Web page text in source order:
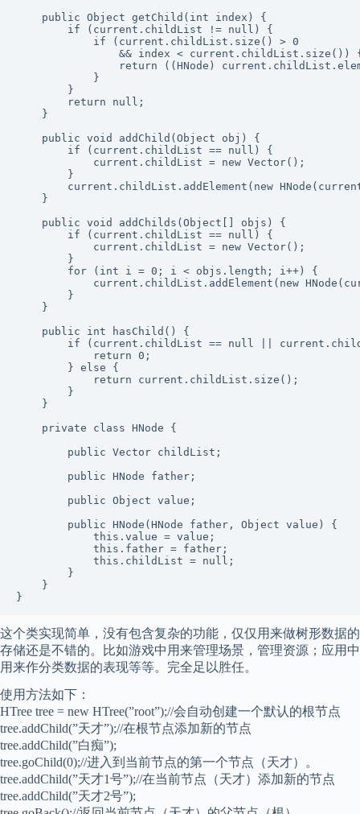
    public Object getChild(int index) {
        if (current.childList != null) {
            if (current.childList.size() > 0
&& index < current.childList.size())
return ((HNode)
            }
        }
        return null;
    }
    public void addChild(Object obj) {
        if (current.childList == null) {
            current.childList = new Vector();
        }
current.childList.addElement(new
    }
    public void addChilds(Object[] objs) {
        if (current.childList == null) {
            current.childList = new Vector();
        }
        for (int i = 0; i < objs.length; i++) {
current.childList.addElement(new
        }
    }
    public int hasChild() {
if (current.childList == null ||
            return 0;
        } else {
            return current.childList.size();
        }
    }
    private class HNode {
        public Vector childList;
        public HNode father;
        public Object value;
        public HNode(HNode father, Object value) {
            this.value = value;
            this.father = father;
            this.childList = null;
        }
    }
这个类实现简单，没有包含复杂的功能，仅仅用来做树形数据的
存储还是不错的。比如游戏中用来管理场景，管理资源；应用中
用来作分类数据的表现等等。完全足以胜任。
使用方法如下：
HTree tree = new HTree(”root”);//会自动创建一个默认的根节点
tree.addChild(”天才”);//在根节点添加新的节点
tree.addChild(”白痴”);
tree.goChild(0);//进入到当前节点的第一个节点（天才）。
tree.addChild(”天才1号”);//在当前节点（天才）添加新的节点
tree.addChild(”天才2号”);